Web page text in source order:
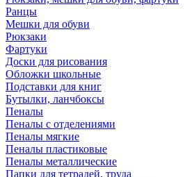
Ранцы
Мешки для обуви
Рюкзаки
Фартуки
Доски для рисования
Обложки школьные
Подставки для книг
Бутылки, ланчбоксы
Пеналы
Пеналы с отделениями
Пеналы мягкие
Пеналы пластиковые
Пеналы металлические
Папки для тетрадей, труда